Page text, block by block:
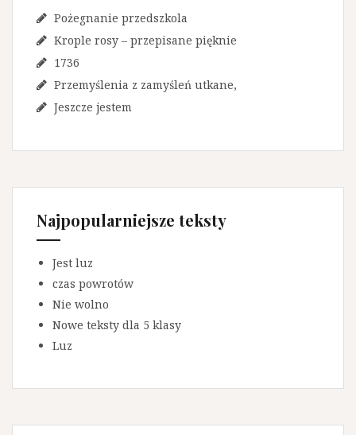
Pożegnanie przedszkola
Krople rosy – przepisane pięknie
1736
Przemyślenia z zamyśleń utkane,
Jeszcze jestem
Najpopularniejsze teksty
Jest luz
czas powrotów
Nie wolno
Nowe teksty dla 5 klasy
Luz